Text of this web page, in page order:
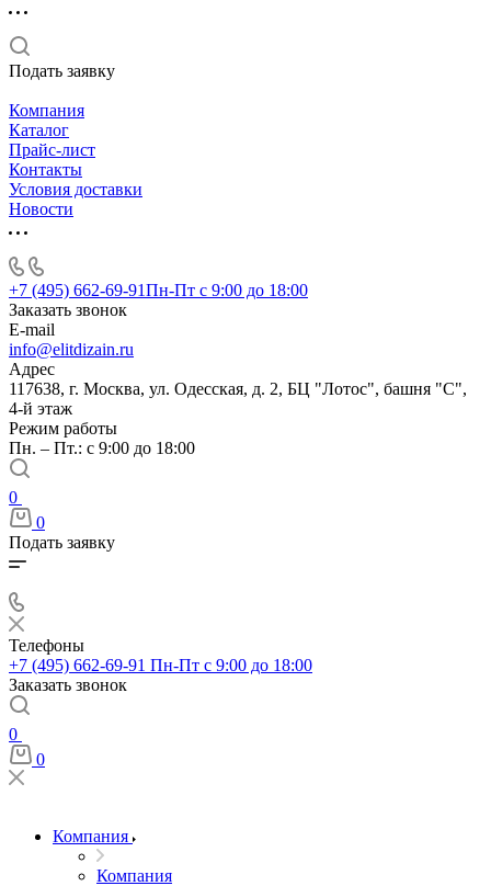
Подать заявку
Компания
Каталог
Прайс-лист
Контакты
Условия доставки
Новости
+7 (495) 662-69-91Пн-Пт c 9:00 до 18:00
Заказать звонок
E-mail
info@elitdizain.ru
Адрес
117638, г. Москва, ул. Одесская, д. 2, БЦ "Лотос", башня "С",
4-й этаж
Режим работы
Пн. – Пт.: с 9:00 до 18:00
0
0
Подать заявку
Телефоны
+7 (495) 662-69-91 Пн-Пт c 9:00 до 18:00
Заказать звонок
0
0
Компания
Компания